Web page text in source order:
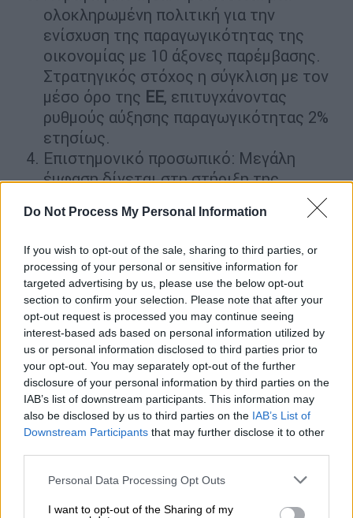
Do Not Process My Personal Information
If you wish to opt-out of the sale, sharing to third parties, or
processing of your personal or sensitive information for
targeted advertising by us, please use the below opt-out
section to confirm your selection. Please note that after your
opt-out request is processed you may continue seeing
interest-based ads based on personal information utilized by
us or personal information disclosed to third parties prior to
your opt-out. You may separately opt-out of the further
disclosure of your personal information by third parties on the
IAB’s list of downstream participants. This information may
also be disclosed by us to third parties on the IAB’s List of
Downstream Participants that may further disclose it to other
Please note that this website/app uses one or more Google
not limited to your visit or usage behaviour. You may click to
Personal Data Processing Opt Outs
I want to opt-out of the Sharing of my
ολοκληρωµένη πολιτική για την
ενίσχυση της παραγωγικότητας της
οικονοµίας µε 10 άξονες παρέµβασης.
Στρατηγικός στόχος η σύγκλιση µε τον
µέσο όρο της ΕΕ, επιτυγχάνοντας
ρυθµούς αύξησης παραγωγικότητας 2%
ετησίως.
Επιστηµονικό προσωπικό: Μεγάλη
έµφαση δίνεται στη στήριξη της
καινοτοµίας και της αξιοποίησης του
επιστηµονικού κεφαλαίου της χώρας, µε
Ειδικότερα, δηµιουργούνται 10.000
ποιοτικές θέσεις εργασίας για νέους
ερευνητές µέσω τουΕΛΙΔΕΚκαι
ερευνητικών προγραµµάτων έως το
2021. Συνολικότερα, το 2020 αναµένεται
να έχουν διπλασιαστεί οι επενδύσεις σε
Ερευνα και Ανάπτυξη από τον ιδιωτικό
και δηµόσιο τοµέα συγκριτικά µε το
2011.
Επιχειρηµατικό περιβάλλον: Εντός του
σύστασης και αδειοδότησης
επιχείρησης, ενώ µέχρι το 2021